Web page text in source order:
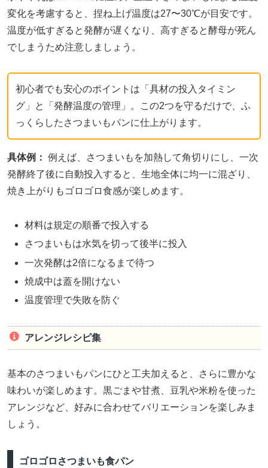
変化を考慮すると、捏ね上げ温度は27〜30℃が目安です。
温度が低すぎると発酵が遅くなり、高すぎると酵母が死ん
でしまうため注意しましょう。
初心者でも安心のポイントは「具材の投入タイミン
グ」と「発酵温度の管理」。この2つを守るだけで、ふ
っくらしたさつまいもパンに仕上がります。
具体例： 例えば、さつまいもを加熱して角切りにし、一次
発酵終了後に自動投入すると、生地全体に均一に混ざり、
焼き上がりもゴロゴロ食感が楽しめます。
材料は規定の順番で投入する
さつまいもは水気を切って後半に投入
一次発酵は2倍になるまで待つ
焼成中は蓋を開けない
温度管理で失敗を防ぐ
アレンジレシピ集
基本のさつまいもパンにひと工夫加えると、さらに豊かな
味わいが楽しめます。黒ごまや甘煮、豆乳や米粉を使った
アレンジなど、好みに合わせてバリエーションを楽しみま
しょう。
ゴロゴロさつまいも食パン